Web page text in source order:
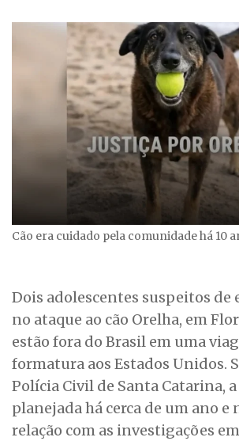
Cão era cuidado pela comunidade há 10
Dois adolescentes suspeitos
no ataque ao cão Orelha, em
estão fora do Brasil em uma
formatura aos Estados Unidos.
Polícia Civil de Santa Catarina,
planejada há cerca de um ano e
relação com as investigações